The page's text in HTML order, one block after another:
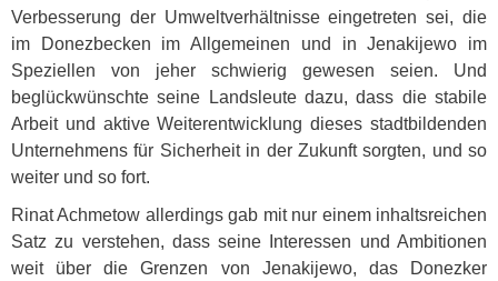
Verbesserung der Umweltverhältnisse eingetreten sei, die
im Donezbecken im Allgemeinen und in Jenakijewo im
Speziellen von jeher schwierig gewesen seien. Und
beglückwünschte seine Landsleute dazu, dass die stabile
Arbeit und aktive Weiterentwicklung dieses stadtbildenden
Unternehmens für Sicherheit in der Zukunft sorgten, und so
weiter und so fort.
Rinat Achmetow allerdings gab mit nur einem inhaltsreichen
Satz zu verstehen, dass seine Interessen und Ambitionen
weit über die Grenzen von Jenakijewo, das Donezker